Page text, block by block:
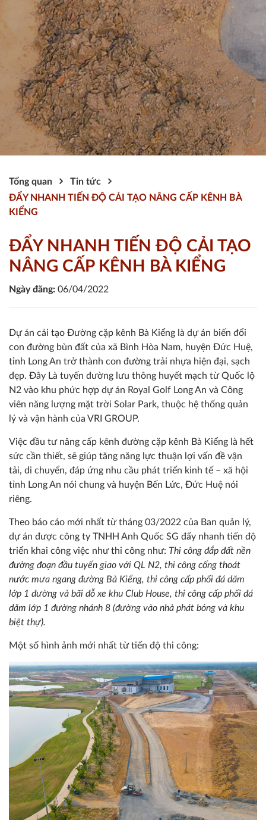
Tổng quan
Tin tức
ĐẨY NHANH TIẾN ĐỘ CẢI TẠO NÂNG CẤP KÊNH BÀ
KIỂNG
ĐẨY NHANH TIẾN ĐỘ CẢI TẠO
NÂNG CẤP KÊNH BÀ KIỂNG
Ngày đăng: 06/04/2022
Dự án cải tạo Đường cặp kênh Bà Kiểng là dự án biến đổi
con đường bùn đất của xã Bình Hòa Nam, huyện Đức Huệ,
tỉnh Long An trở thành con đường trải nhựa hiện đại, sạch
đẹp. Đây Là tuyến đường lưu thông huyết mạch từ Quốc lộ
N2 vào khu phức hợp dự án Royal Golf Long An và Công
viên năng lượng mặt trời Solar Park, thuộc hệ thống quản
lý và vận hành của VRI GROUP.
Việc đầu tư nâng cấp kênh đường cặp kênh Bà Kiểng là hết
sức cần thiết, sẽ giúp tăng năng lực thuận lợi vấn đề vận
tải, di chuyển, đáp ứng nhu cầu phát triển kinh tế – xã hội
tỉnh Long An nói chung và huyện Bến Lức, Đức Huệ nói
riêng.
Theo báo cáo mới nhất từ tháng 03/2022 của Ban quản lý,
dự án được công ty TNHH Anh Quốc SG đẩy nhanh tiến độ
triển khai công việc như thi công như: Thi công đắp đất nền
đường đoạn đầu tuyến giao với QL N2, thi công cống thoát
nước mưa ngang đường Bà Kiểng, thi công cấp phối đá dăm
lớp 1 đường và bãi đỗ xe khu Club House, thi công cấp phối đá
dăm lớp 1 đường nhánh 8 (đường vào nhà phát bóng và khu
biệt thự).
Một số hình ảnh mới nhất từ tiến độ thi công: